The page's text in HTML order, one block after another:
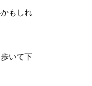
もしれ
いて下